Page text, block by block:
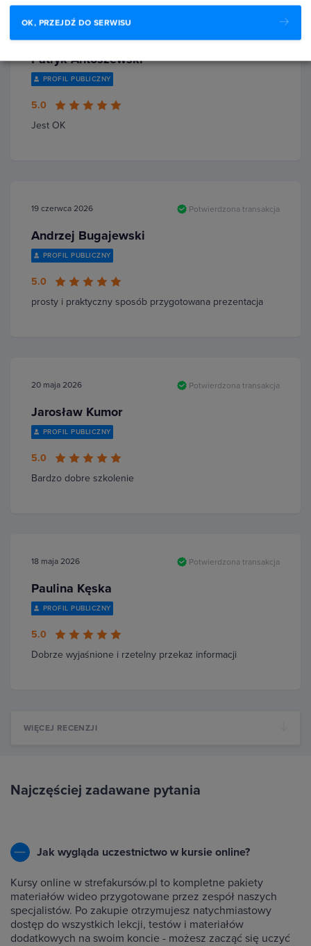
Patryk Antoszewski
PROFIL PUBLICZNY
5.0
Jest OK
19 czerwca 2026 Potwierdzona transakcja
Andrzej Bugajewski
PROFIL PUBLICZNY
5.0
prosty i praktyczny sposób przygotowana prezentacja
20 maja 2026 Potwierdzona transakcja
Jarosław Kumor
PROFIL PUBLICZNY
5.0
Bardzo dobre szkolenie
18 maja 2026 Potwierdzona transakcja
Paulina Kęska
PROFIL PUBLICZNY
5.0
Dobrze wyjaśnione i rzetelny przekaz informacji
WIĘCEJ RECENZJI
Najczęściej zadawane pytania
Jak wygląda uczestnictwo w kursie online?
Kursy online w strefakursów.pl to kompletne pakiety
materiałów wideo przygotowane przez zespół naszych
specjalistów. Po zakupie otrzymujesz natychmiastowy
dostęp do wszystkich lekcji, testów i materiałów
dodatkowych na swoim koncie - możesz zacząć się uczyć
OK, PRZEJDŹ DO SERWISU